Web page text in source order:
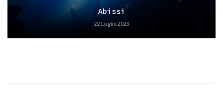
Abissi
22 Luglio 2023